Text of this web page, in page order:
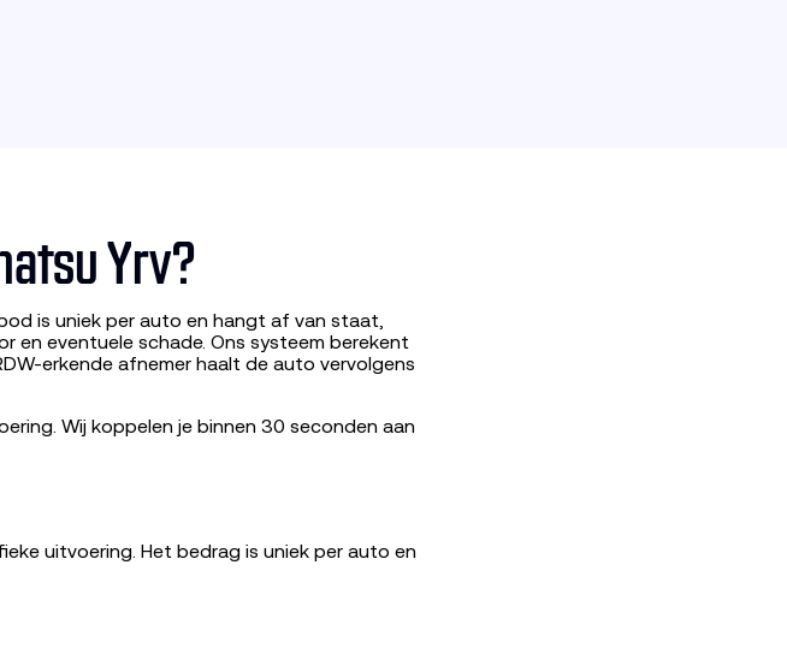
Yrv?
is uniek per auto en hangt af van staat,
en eventuele schade. Ons systeem berekent
erkende afnemer haalt de auto vervolgens
Wij koppelen je binnen 30 seconden aan
uitvoering. Het bedrag is uniek per auto en